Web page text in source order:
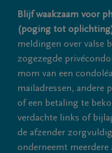
Blijf waakzaam voor
(poging tot
meldingen over valse
zogezegde
mom van een
mailadressen, andere
of een betaling te
verdachte links of
de afzender
onderneemt